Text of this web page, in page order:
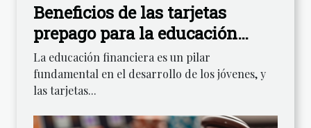
Beneficios de las tarjetas
prepago para la educación
financiera juvenil
La educación financiera es un pilar
fundamental en el desarrollo de los jóvenes, y
las tarjetas...